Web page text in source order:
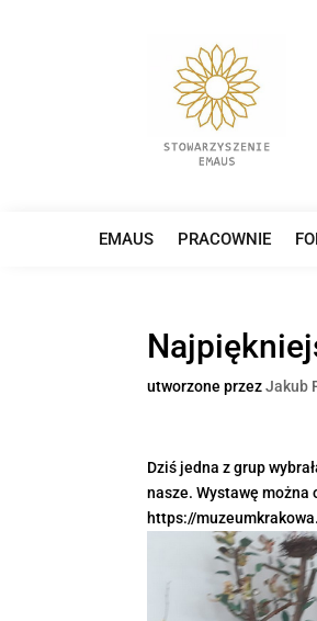
EMAUS PRACOWNIE
utworzone przezJakub
Dziś jedna z grup
nasze. Wystawę można
https://